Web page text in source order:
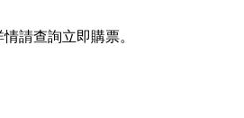
情請查詢立即購票。